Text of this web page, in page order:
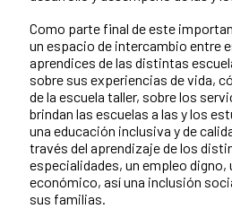
Como parte final de este
un espacio de intercambio entre
aprendices de las distintas
sobre sus experiencias de vida,
de la escuela taller, sobre los
brindan las escuelas a las y los
una educación inclusiva y de
través del aprendizaje de los
especialidades, un empleo
económico, así una inclusión
sus familias.